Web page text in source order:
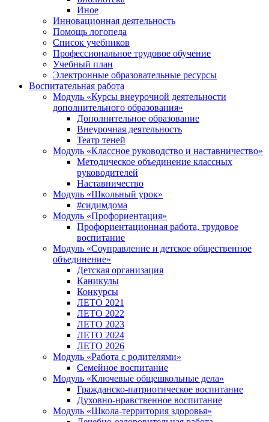
Иное
Инновационная деятельность
Помощь логопеда
Список учебников
Профессиональное трудовое обучение
Учебный план
Электронные образовательные ресурсы
Воспитательная работа
Модуль «Курсы внеурочной деятельности
дополнительного образования»
Дополнительное образование
Внеурочная деятельность
Театр теней
Модуль «Классное руководство и наставничество»
Методическое объединение классных
руководителей
Наставничество
Модуль «Школьный урок»
#сидимдома
Модуль «Профориентация»
Профориентационная работа, трудовое
воспитание
Модуль «Соуправление и детское общественное
объединение»
Детская организация
Каникулы
Конкурсы
ЛЕТО 2021
ЛЕТО 2022
ЛЕТО 2023
ЛЕТО 2024
ЛЕТО 2026
Модуль «Работа с родителями»
Семейное воспитание
Модуль «Ключевые общешкольные дела»
Гражданско-патриотическое воспитание
Духовно-нравственное воспитание
Модуль «Школа-территория здоровья»